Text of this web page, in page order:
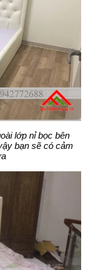
lớp nỉ bọc bên
bạn sẽ có cảm